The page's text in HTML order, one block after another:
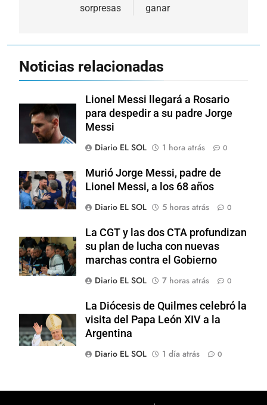
entradassorpresas
ganar
Noticias relacionadas
Lionel Messi llegará a Rosario
para despedir a su padre Jorge
Messi
Diario EL SOL
1 hora atrás 0
Murió Jorge Messi, padre de
Lionel Messi, a los 68 años
Diario EL SOL
5 horas atrás 0
La CGT y las dos CTA profundizan
su plan de lucha con nuevas
marchas contra el Gobierno
Diario EL SOL
7 horas atrás 0
La Diócesis de Quilmes celebró la
visita del Papa León XIV a la
Argentina
Diario EL SOL
1 día atrás 0